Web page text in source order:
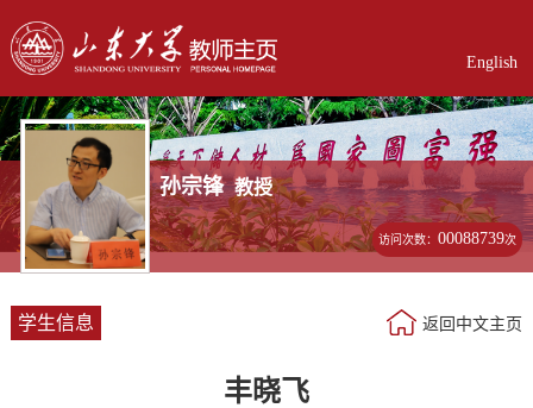
English
孙宗锋 教授
访问次数：00088739次
学生信息 返回中文主页
丰晓飞